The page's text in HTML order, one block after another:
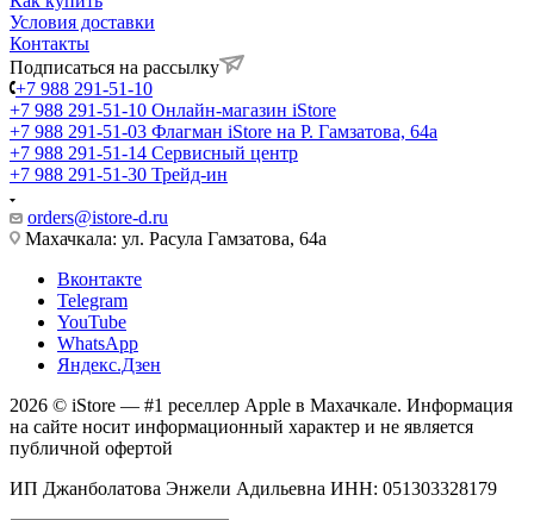
Условия доставки
Контакты
Подписаться на рассылку
+7 988 291-51-10
+7 988 291-51-10 Онлайн-магазин iStore
+7 988 291-51-03 Флагман iStore на Р. Гамзатова, 64а
+7 988 291-51-14 Сервисный центр
+7 988 291-51-30 Трейд-ин
orders@istore-d.ru
Махачкала: ул. Расула Гамзатова, 64а
Вконтакте
Telegram
YouTube
WhatsApp
Яндекс.Дзен
2026 © iStore — #1 реселлер Apple в Махачкале. Информация
на сайте носит информационный характер и не является
публичной офертой
ИП Джанболатова Энжели Адильевна ИНН: 051303328179